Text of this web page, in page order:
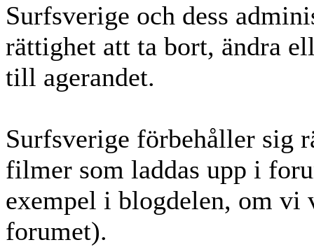
Surfsverige och dess
rättighet att ta bort, ändra
till agerandet.
Surfsverige förbehåller sig
filmer som laddas upp i
exempel i blogdelen, om
forumet).